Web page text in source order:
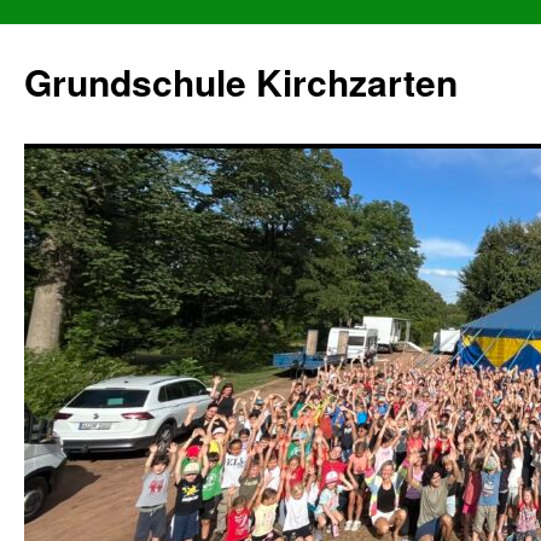
Grundschule Kirchzarten